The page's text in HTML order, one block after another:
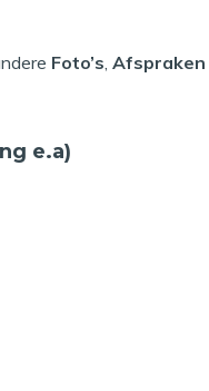
Foto’s, Afspraken
e.a)